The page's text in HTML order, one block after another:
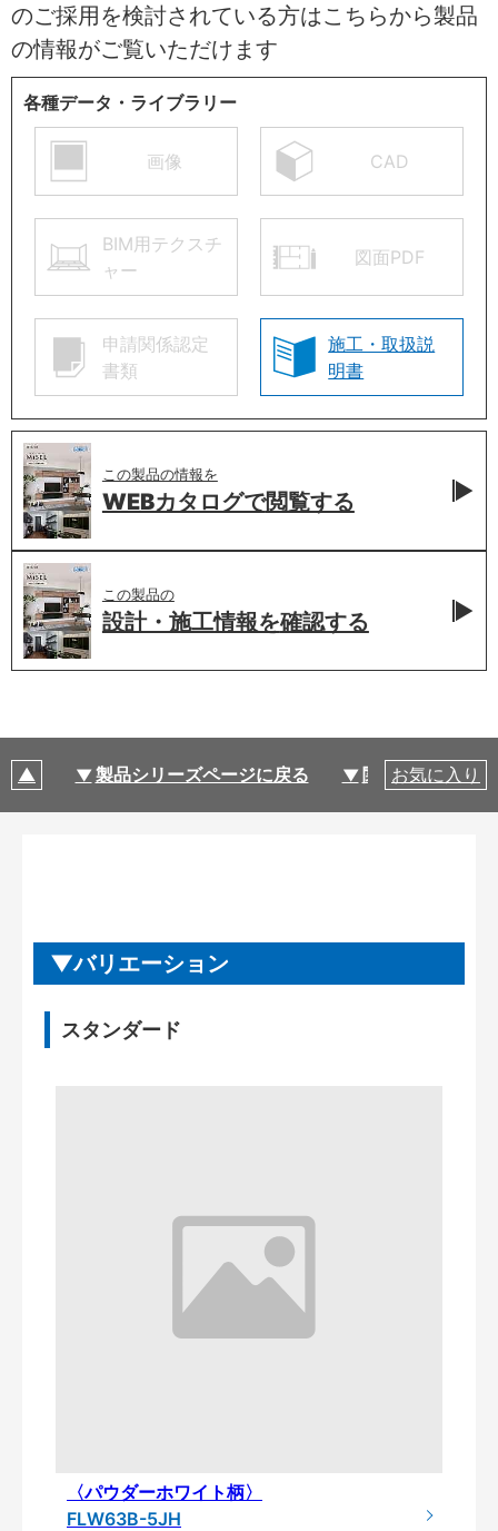
のご採用を検討されている方はこちらから製品
の情報がご覧いただけます
各種データ・ライブラリー
画像 CAD
BIM用テクスチ
ャー
図面PDF
申請関係認定
書類
施工・取扱説
明書
この製品の情報を
WEBカタログで閲覧する
この製品の
設計・施工情報を確認する
製品シリーズページに戻る 関連部材・関連
お気に入り
バリエーション
スタンダード
〈パウダーホワイト柄〉
FLW63B-5JH